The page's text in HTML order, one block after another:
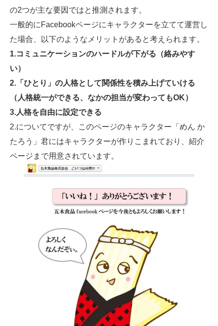
の2つが主な要因ではと推測されます。
一般的にFacebookページにキャラクターを立てて運営し
た場合、以下のようなメリットがあると考えられます。
1.コミュニケーションのハードルが下がる（絡みやす
い）
2.「ひとり」の人格として関係性を積み上げていける
（人格統一ができる、なかの担当が変わってもOK）
3.人格を自由に設定できる
2.についてですが、このページのキャラクター「めん か
たろう」君にはキャラクターが作りこまれており、紹介
ページまで用意されています。